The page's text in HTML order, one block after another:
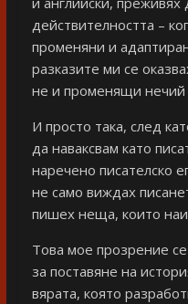
действителността –
променяни и
разказите ми се
не и променящи нечий
И просто така, след
да наваксвам като
наречено писателско
не само виждах
пишех неща, които
Това мое прозрение
за поставяне на
вярата, която